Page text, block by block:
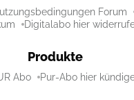
Forum
Digitalabo hier
Produkte
Abo Pur-Abo hier